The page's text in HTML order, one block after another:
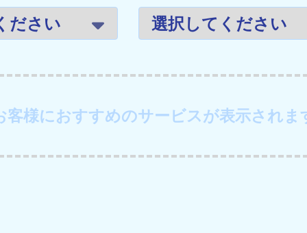
客様におすすめのサービスが表示されま